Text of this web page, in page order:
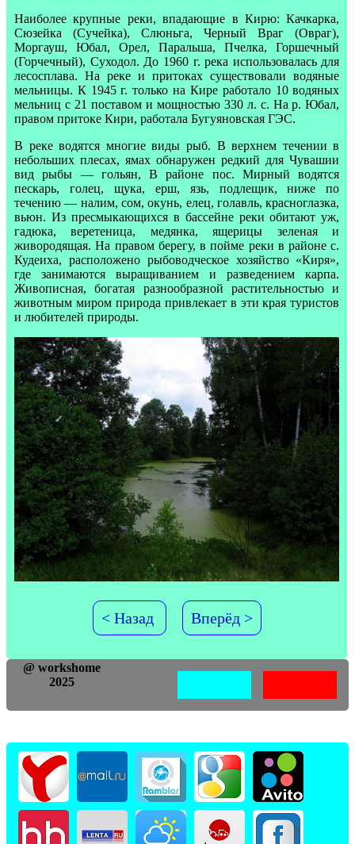
Наиболее крупные реки, впадающие в Кирю: Качкарка,
Сюзейка (Сучейка), Слюньга, Черный Враг (Овраг),
Моргауш, Юбал, Орел, Паральша, Пчелка, Горшечный
(Горчечный), Суходол. До 1960 г. река использовалась для
лесосплава. На реке и притоках существовали водяные
мельницы. К 1945 г. только на Кире работало 10 водяных
мельниц с 21 поставом и мощностью 330 л. с. На р. Юбал,
правом притоке Кири, работала Бугуяновская ГЭС.
В реке водятся многие виды рыб. В верхнем течении в
небольших плесах, ямах обнаружен редкий для Чувашии
вид рыбы — гольян, В районе пос. Мирный водятся
пескарь, голец, щука, ерш, язь, подлещик, ниже по
течению — налим, сом, окунь, елец, голавль, красноглазка,
вьюн. Из пресмыкающихся в бассейне реки обитают уж,
гадюка, веретеница, медянка, ящерицы зеленая и
живородящая. На правом берегу, в пойме реки в районе с.
Кудеиха, расположено рыбоводческое хозяйство «Киря»,
где занимаются выращиванием и разведением карпа.
Живописная, богатая разнообразной растительностью и
животным миром природа привлекает в эти края туристов
и любителей природы.
< Назад Вперёд >
@ workshome
2025